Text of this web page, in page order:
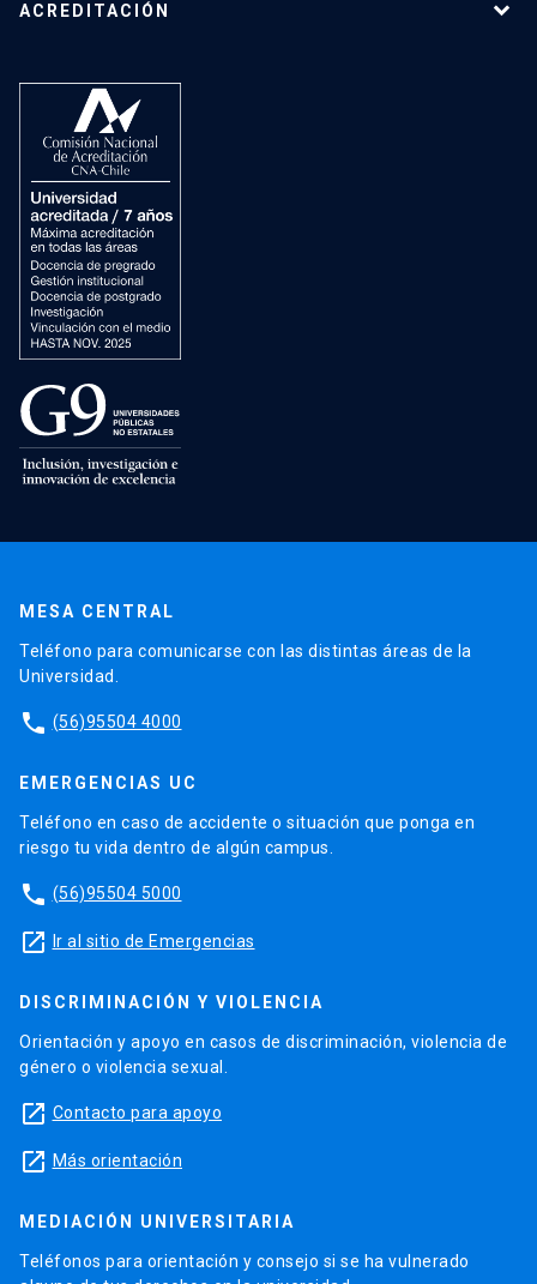
ACREDITACIÓN
MESA CENTRAL
Teléfono para comunicarse con las distintas áreas de la
Universidad.
phone (56)95504 4000
EMERGENCIAS UC
Teléfono en caso de accidente o situación que ponga en
riesgo tu vida dentro de algún campus.
phone (56)95504 5000
launch Ir al sitio de Emergencias
DISCRIMINACIÓN Y VIOLENCIA
Orientación y apoyo en casos de discriminación, violencia de
género o violencia sexual.
launch Contacto para apoyo
launch Más orientación
MEDIACIÓN UNIVERSITARIA
Teléfonos para orientación y consejo si se ha vulnerado